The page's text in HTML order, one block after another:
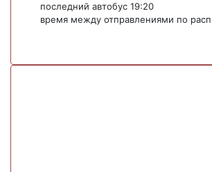
последний автобус 19:20
время между отправлениями по